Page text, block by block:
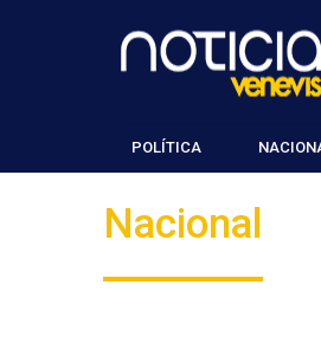
POLÍTICA
Nacional